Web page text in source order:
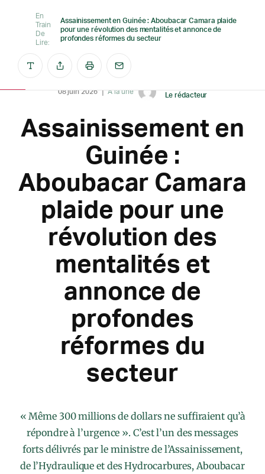
En
Train
De
Lire:
Assainissement en Guinée : Aboubacar Camara plaide
pour une révolution des mentalités et annonce de
profondes réformes du secteur
08 juin 2026 A la une
Le rédacteur
Assainissement en
Guinée :
Aboubacar Camara
plaide pour une
révolution des
mentalités et
annonce de
profondes
réformes du
secteur
« Même 300 millions de dollars ne suffiraient qu’à
répondre à l’urgence ». C’est l’un des messages
forts délivrés par le ministre de l’Assainissement,
de l’Hydraulique et des Hydrocarbures, Aboubacar